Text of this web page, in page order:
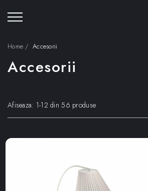
Home / Accesorii
Accesorii
Afiseaza: 1-12 din56 produse